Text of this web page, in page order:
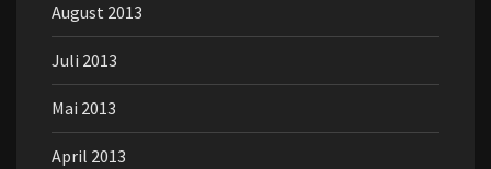
August 2013
Juli 2013
Mai 2013
April 2013